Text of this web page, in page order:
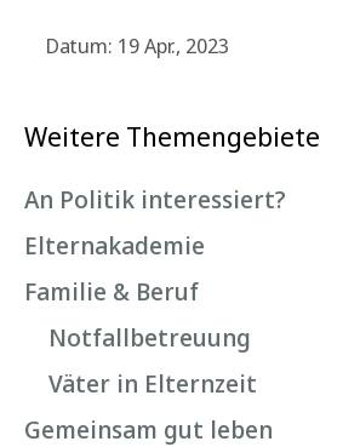
Datum: 19 Apr., 2023
Weitere Themengebiete
An Politik interessiert?
Elternakademie
Familie & Beruf
Notfallbetreuung
Väter in Elternzeit
Gemeinsam gut leben